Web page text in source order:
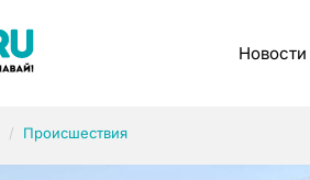
Новости
Происшествия